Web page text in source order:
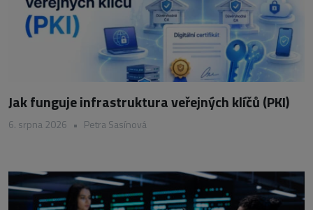
Jak funguje infrastruktura veřejných klíčů (PKI)
6. srpna 2026 • Petra Sasínová